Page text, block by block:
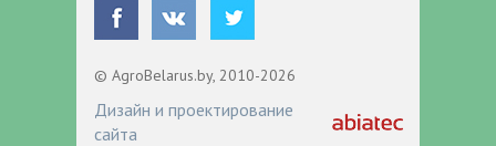
© AgroBelarus.by, 2010-2026
Дизайн и проектирование
сайта